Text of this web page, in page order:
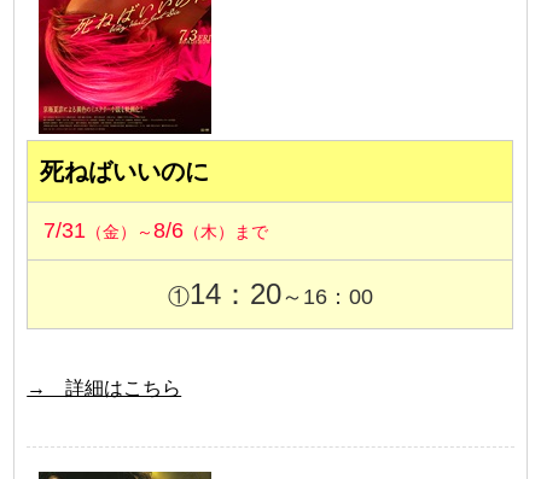
死ねばいいのに
7/31 （金）～8/6 （木）まで
①14：20～16：00
→ 詳細はこちら